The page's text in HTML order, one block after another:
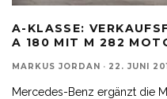
A-KLASSE:
A 180 MIT M 282
MARKUS JORDAN · 22. JUNI
Mercedes-Benz ergänzt die